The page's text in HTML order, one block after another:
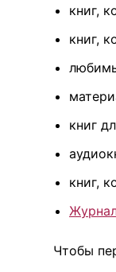
книг,
книг,
книг
книг,
Чтобы